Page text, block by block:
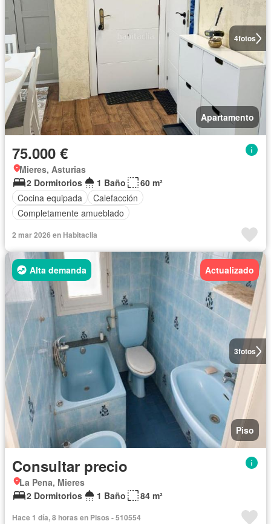
4fotos
Apartamento
75.000 €
Mieres, Asturias
2 Dormitorios
1 Baño
60 m²
Cocina equipada
Calefacción
Completamente amueblado
2 mar 2026 en Habitaclia
3fotos
Alta demanda Actualizado
Piso
Consultar precio
La Pena, Mieres
2 Dormitorios
1 Baño 84 m²
Hace 1 día, 8 horas en Pisos - 510554